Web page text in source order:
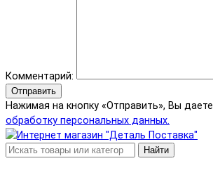
Комментарий:
Отправить
Нажимая на кнопку «Отправить», Вы даете
обработку персональных данных.
Найти